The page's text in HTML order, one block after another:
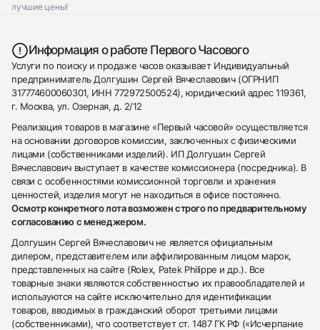
лучшие цены!
Информация о работе Первого Часового
Услуги по поиску и продаже часов оказывает Индивидуальный
предприниматель Долгушин Сергей Вячеславович (ОГРНИП
317774600060301, ИНН 772972500524), юридический адрес 119361,
г. Москва, ул. Озерная, д. 2/12
Реализация товаров в магазине «Первый часовой» осуществляется
на основании договоров комиссии, заключенных с физическими
лицами (собственниками изделий). ИП Долгушин Сергей
Вячеславович выступает в качестве комиссионера (посредника). В
связи с особенностями комиссионной торговли и хранения
ценностей, изделия могут не находиться в офисе постоянно.
Осмотр конкретного лота возможен строго по предварительному
согласованию с менеджером.
Долгушин Сергей Вячеславович не является официальным
дилером, представителем или аффилированным лицом марок,
представленных на сайте (Rolex, Patek Philippe и др.). Все
товарные знаки являются собственностью их правообладателей и
используются на сайте исключительно для идентификации
товаров, вводимых в гражданский оборот третьими лицами
(собственниками), что соответствует ст. 1487 ГК РФ («Исчерпание